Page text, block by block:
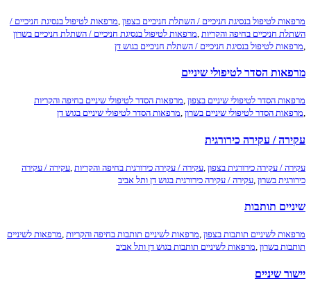
לטיפול בנסיגת חניכיים / השתלת חניכיים בצפון ,מרפאות לטיפול בנסיגת חניכיים /
חניכיים בחיפה והקריות,מרפאות לטיפול בנסיגת חניכיים / השתלת חניכיים בשרון
לטיפול בנסיגת חניכיים / השתלת חניכיים בגוש דן
הסדר לטיפולי שיניים
הסדר לטיפולי שיניים בצפון ,מרפאות הסדר לטיפולי שיניים בחיפה והקריות
הסדר לטיפולי שיניים בשרון ,מרפאות הסדר לטיפולי שיניים בגוש דן
/ עקירה כירורגית
/ עקירה כירורגית בצפון ,עקירה / עקירה כירורגית בחיפה והקריות,עקירה / עקירה
בשרון ,עקירה / עקירה כירורגית בגוש דן ותל אביב
תותבות
לשיניים תותבות בצפון ,מרפאות לשיניים תותבות בחיפה והקריות,מרפאות לשיניים
בשרון ,מרפאות לשיניים תותבות בגוש דן ותל אביב
שיניים